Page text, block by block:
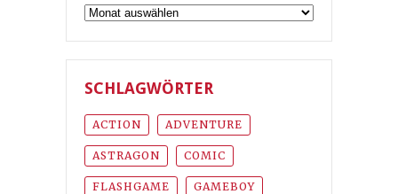
Archiv
SCHLAGWÖRTER
ACTION ADVENTURE
ASTRAGON COMIC
FLASHGAME GAMEBOY